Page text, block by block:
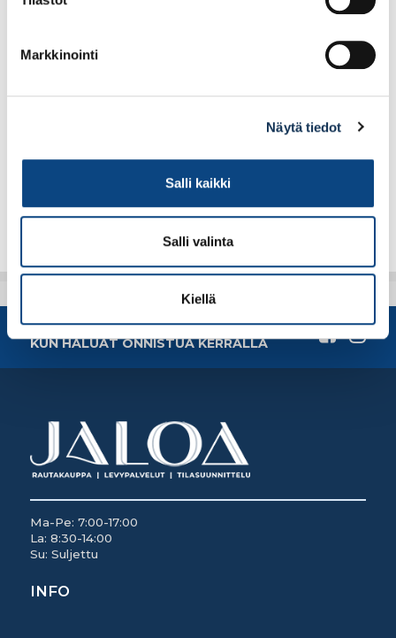
Markkinointi
Näytä tiedot
Salli kaikki
Salli valinta
Kiellä
42.51€ /kpl
Lisää tilauskoriin
11.08€ /kpl
Lisää tilauskoriin
SISUSTAJAN JA RAKENTAJAN KUMPPANI,
KUN HALUAT ONNISTUA KERRALLA
Ma-Pe: 7:00-17:00
La: 8:30-14:00
Su: Suljettu
INFO